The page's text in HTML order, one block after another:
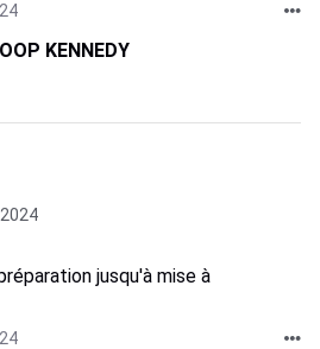
KENNEDY
jusqu'à mise à